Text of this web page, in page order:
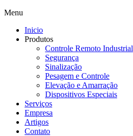
Menu
Inicio
Produtos
Controle Remoto Industrial
Segurança
Sinalização
Pesagem e Controle
Elevação e Amarração
Dispositivos Especiais
Serviços
Empresa
Artigos
Contato